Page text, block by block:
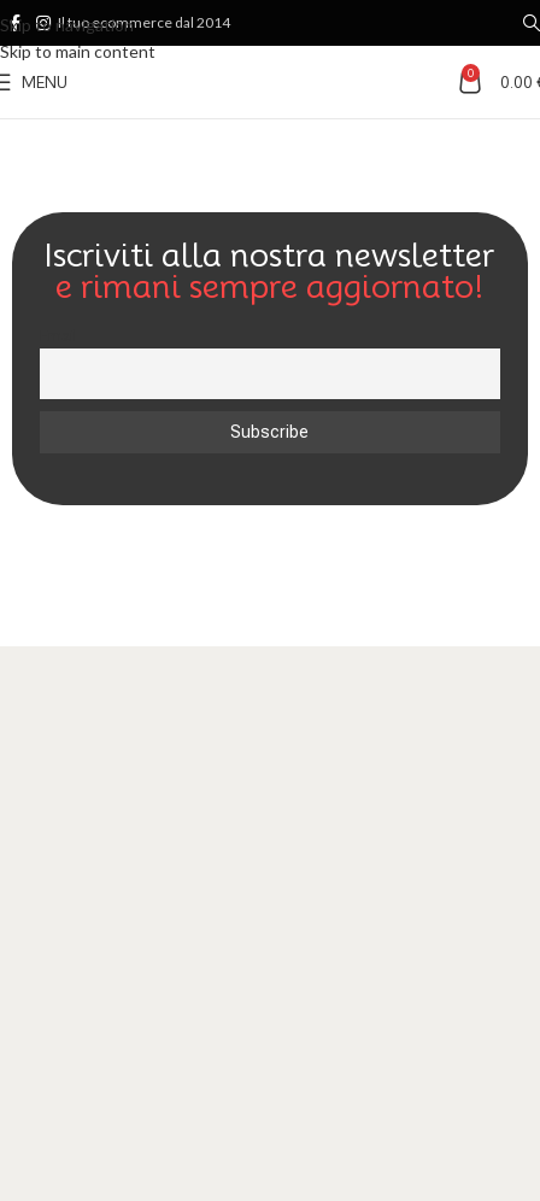
Skip to navigation
Skip to main content
Il tuo ecommerce dal 2014
MENU 0 0.00
Iscriviti alla nostra newsletter
e rimani sempre aggiornato!